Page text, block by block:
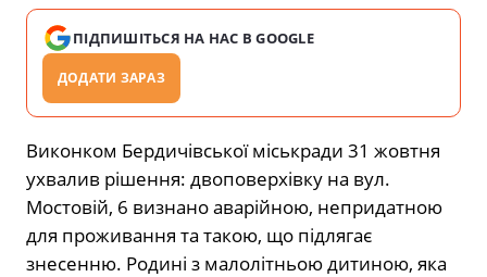
ПІДПИШІТЬСЯ НА НАС В GOOGLE
ДОДАТИ ЗАРАЗ
Виконком Бердичівської міськради 31 жовтня
ухвалив рішення: двоповерхівку на вул.
Мостовій, 6 визнано аварійною, непридатною
для проживання та такою, що підлягає
знесенню. Родині з малолітньою дитиною, яка